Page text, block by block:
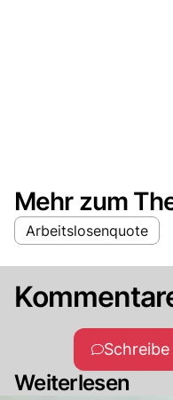
Mehr zum
Arbeitslosenquote
Weiterlesen